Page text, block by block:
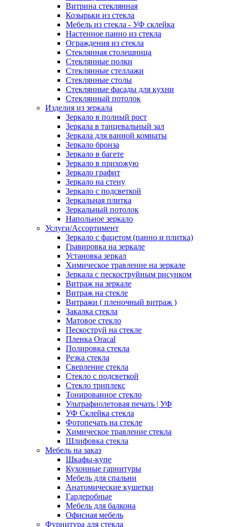
Витрина стеклянная
Козырьки из стекла
Мебель из стекла - УФ склейка
Настенное панно из стекла
Ограждения из стекла
Стеклянная столешница
Стеклянные полки
Стеклянные стеллажи
Стеклянные столы
Стеклянные фасады для кухни
Стеклянный потолок
Изделия из зеркала
Зеркало в полный рост
Зеркала в танцевальный зал
Зеркала для ванной комнаты
Зеркало бронза
Зеркало в багете
Зеркало в прихожую
Зеркало графит
Зеркало на стену
Зеркало с подсветкой
Зеркальная плитка
Зеркальный потолок
Напольное зеркало
Услуги/Ассортимент
Зеркало с фацетом (панно и плитка)
Гравировка на зеркале
Установка зеркал
Химическое травление на зеркале
Зеркала с пескоструйным рисунком
Витраж на зеркале
Витраж на стекле
Витражи ( пленочный витраж )
Закалка стекла
Матовое стекло
Пескоструй на стекле
Пленка Oracal
Полировка стекла
Резка стекла
Сверление стекла
Стекло с подсветкой
Стекло триплекс
Тонированное стекло
Ультрафиолетовая печать | УФ
УФ Склейка стекла
Фотопечать на стекле
Химическое травление стекла
Шлифовка стекла
Мебель на заказ
Шкафы-купе
Кухонные гарнитуры
Мебель для спальни
Анатомические кушетки
Гардеробные
Мебель для балкона
Офисная мебель
Фурнитура для стекла